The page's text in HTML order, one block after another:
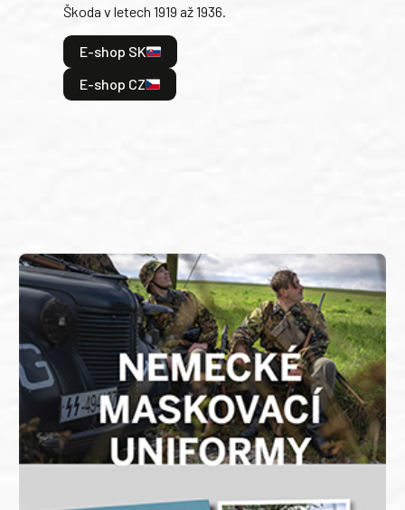
Škoda v letech 1919 až 1936.
E-shop SK
E-shop CZ